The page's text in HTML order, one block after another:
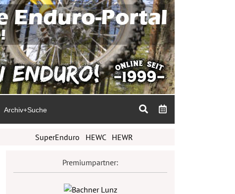
Archiv+Suche
SuperEnduro HEWC HEWR
Premiumpartner: